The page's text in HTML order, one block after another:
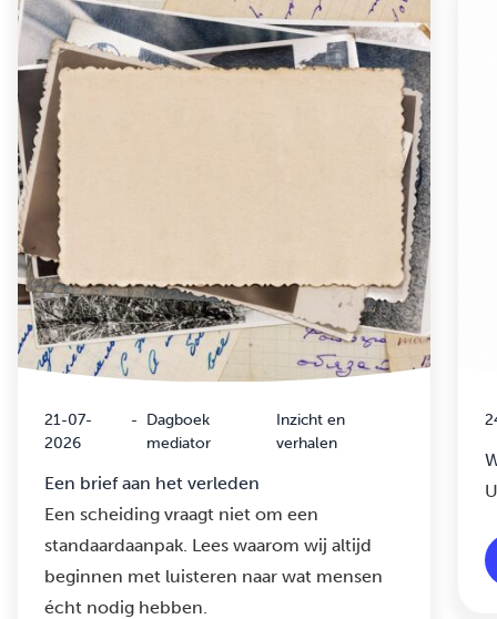
21-07-
2026
- Dagboek
mediator
Inzicht en
verhalen
Een brief aan het verleden
Een scheiding vraagt niet om een
standaardaanpak. Lees waarom wij altijd
beginnen met luisteren naar wat mensen
écht nodig hebben.